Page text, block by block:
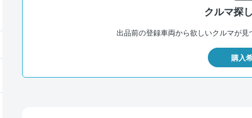
クルマ探
出品前の登録車両から欲しいクルマが見
購入